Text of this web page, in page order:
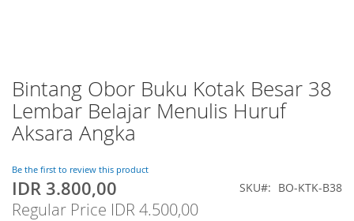
Bintang Obor Buku Kotak Besar 38
Lembar Belajar Menulis Huruf
Aksara Angka
Be the first to review this product
Special
Price
IDR 3.800,00
Regular Price IDR 4.500,00
SKU BO-KTK-B38
Skip
to
the
beginning
the
images
gallery